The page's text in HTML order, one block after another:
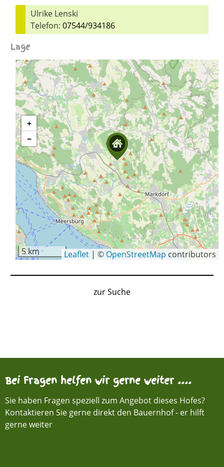
Ulrike Lenski
Telefon:07544/934186
Lage
+
−
5 km Leaflet | © OpenStreetMap contributors
zur Suche
Bei Fragen helfen wir gerne weiter ....
Sie haben Fragen speziell zum Angebot dieses Hofes?
Kontaktieren Sie gerne direkt den Bauernhof - er hilft
gerne weiter